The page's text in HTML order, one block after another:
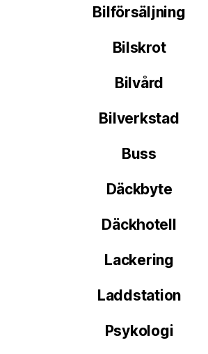
Bilförsäljning
Bilskrot
Bilvård
Bilverkstad
Buss
Däckbyte
Däckhotell
Lackering
Laddstation
Psykologi